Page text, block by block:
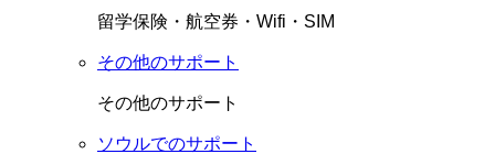
留学保険・航空券・Wifi・SIM
その他のサポート
その他のサポート
ソウルでのサポート